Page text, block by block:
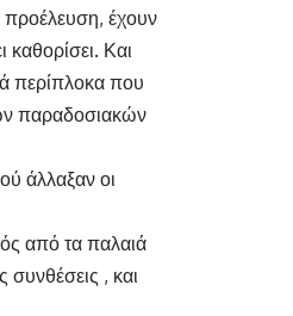
προέλευση, έχουν
Και
περίπλοκα που
παραδοσιακών
άλλαξαν οι
από τα παλαιά
συνθέσεις , και